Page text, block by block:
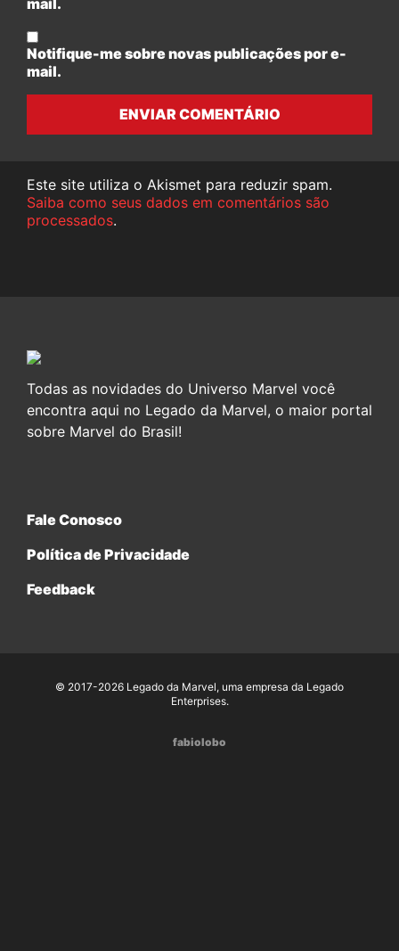
Notifique-me sobre novas publicações por e-
mail.
ENVIAR COMENTÁRIO
Este site utiliza o Akismet para reduzir spam.
Saiba como seus dados em comentários são
processados.
Todas as novidades do Universo Marvel você
encontra aqui no Legado da Marvel, o maior portal
sobre Marvel do Brasil!
Fale Conosco
Política de Privacidade
Feedback
© 2017-2026 Legado da Marvel, uma empresa da Legado
Enterprises.
fabiolobo